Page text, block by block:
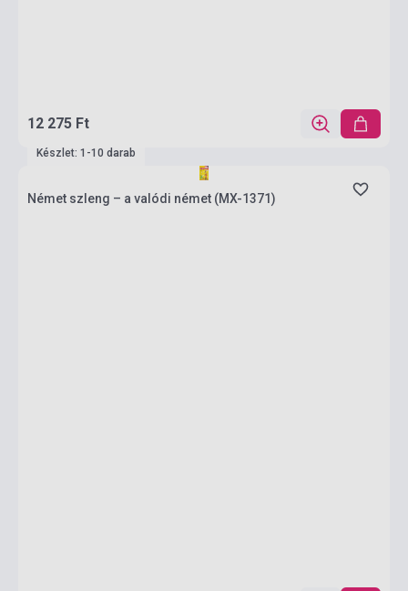
12 275 Ft
Készlet: 1-10 darab
Német szleng – a valódi német (MX-1371)